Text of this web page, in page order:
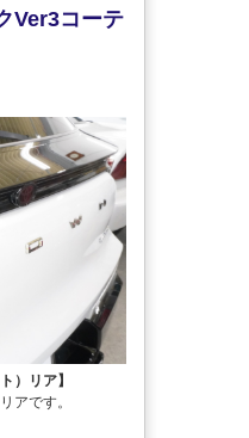
Ver3コーテ
）リア】
アです。